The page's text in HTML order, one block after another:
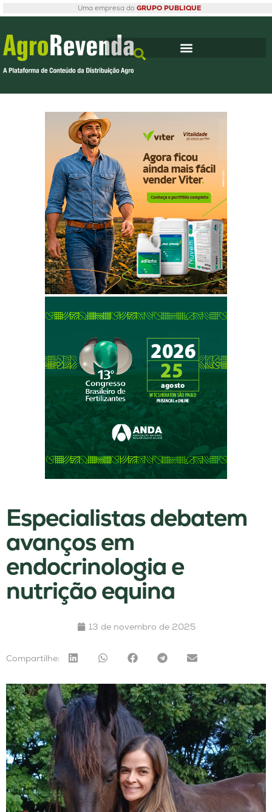
Uma empresa do GRUPO PUBLIQUE
Especialistas debatem
avanços em
endocrinologia e
nutrição equina
13 de novembro de 2025
Compartilhe: